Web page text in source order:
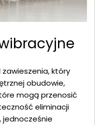
zawieszenia, który
obudowie,
mogą przenosić
eliminacji
jednocześnie